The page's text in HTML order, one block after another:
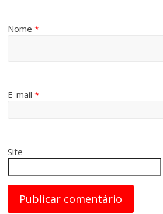
Nome*
E-mail*
Site